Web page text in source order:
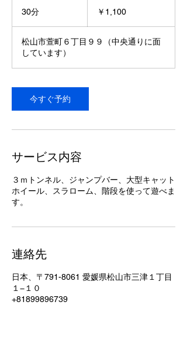
30分 ￥1,100
松山市萱町６丁目９９（中央通りに面
しています）
今すぐ予約
サービス内容
３ｍトンネル、ジャンプバー、大型キャット
ホイール、スラローム、階段を使って遊べま
す。
連絡先
日本、〒791-8061 愛媛県松山市三津１丁目
１−１０
+81899896739